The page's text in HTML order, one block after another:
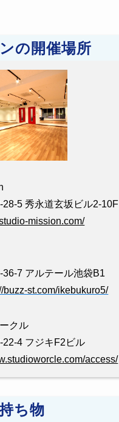
の開催場所
5 秀永道玄坂ビル2-10F
mission.com/
7 アルテール池袋B1
buzz-st.com/ikebukuro5/
クル
4 フジキF2ビル
access/
ち物